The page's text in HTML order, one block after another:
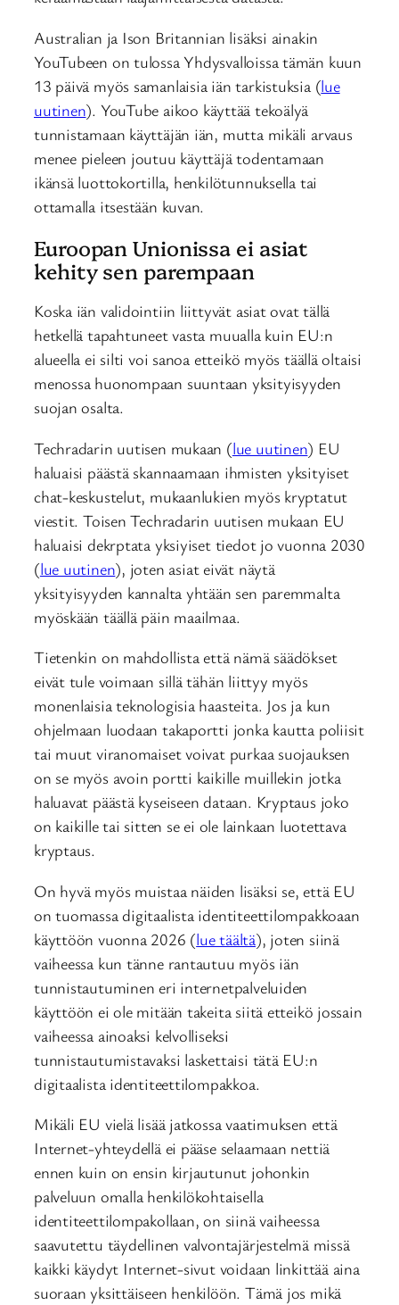
Australian ja Ison Britannian lisäksi ainakin
YouTubeen on tulossa Yhdysvalloissa tämän kuun
13 päivä myös samanlaisia iän tarkistuksia (lue
uutinen). YouTube aikoo käyttää tekoälyä
tunnistamaan käyttäjän iän, mutta mikäli arvaus
menee pieleen joutuu käyttäjä todentamaan
ikänsä luottokortilla, henkilötunnuksella tai
ottamalla itsestään kuvan.
Euroopan Unionissa ei asiat
kehity sen parempaan
Koska iän validointiin liittyvät asiat ovat tällä
hetkellä tapahtuneet vasta muualla kuin EU:n
alueella ei silti voi sanoa etteikö myös täällä oltaisi
menossa huonompaan suuntaan yksityisyyden
suojan osalta.
Techradarin uutisen mukaan (lue uutinen) EU
haluaisi päästä skannaamaan ihmisten yksityiset
chat-keskustelut, mukaanlukien myös kryptatut
viestit. Toisen Techradarin uutisen mukaan EU
haluaisi dekrptata yksiyiset tiedot jo vuonna 2030
(lue uutinen), joten asiat eivät näytä
yksityisyyden kannalta yhtään sen paremmalta
myöskään täällä päin maailmaa.
Tietenkin on mahdollista että nämä säädökset
eivät tule voimaan sillä tähän liittyy myös
monenlaisia teknologisia haasteita. Jos ja kun
ohjelmaan luodaan takaportti jonka kautta poliisit
tai muut viranomaiset voivat purkaa suojauksen
on se myös avoin portti kaikille muillekin jotka
haluavat päästä kyseiseen dataan. Kryptaus joko
on kaikille tai sitten se ei ole lainkaan luotettava
kryptaus.
On hyvä myös muistaa näiden lisäksi se, että EU
on tuomassa digitaalista identiteettilompakkoaan
käyttöön vuonna 2026 (lue täältä), joten siinä
vaiheessa kun tänne rantautuu myös iän
tunnistautuminen eri internetpalveluiden
käyttöön ei ole mitään takeita siitä etteikö jossain
vaiheessa ainoaksi kelvolliseksi
tunnistautumistavaksi laskettaisi tätä EU:n
digitaalista identiteettilompakkoa.
Mikäli EU vielä lisää jatkossa vaatimuksen että
Internet-yhteydellä ei pääse selaamaan nettiä
ennen kuin on ensin kirjautunut johonkin
palveluun omalla henkilökohtaisella
identiteettilompakollaan, on siinä vaiheessa
saavutettu täydellinen valvontajärjestelmä missä
kaikki käydyt Internet-sivut voidaan linkittää aina
suoraan yksittäiseen henkilöön. Tämä jos mikä